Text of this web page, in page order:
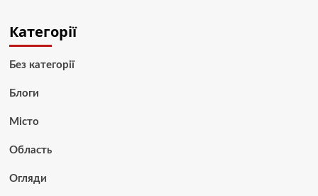
Категорії
Без категорії
Блоги
Місто
Область
Огляди